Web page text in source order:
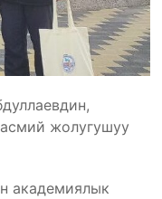
жолугушуу
академиялык